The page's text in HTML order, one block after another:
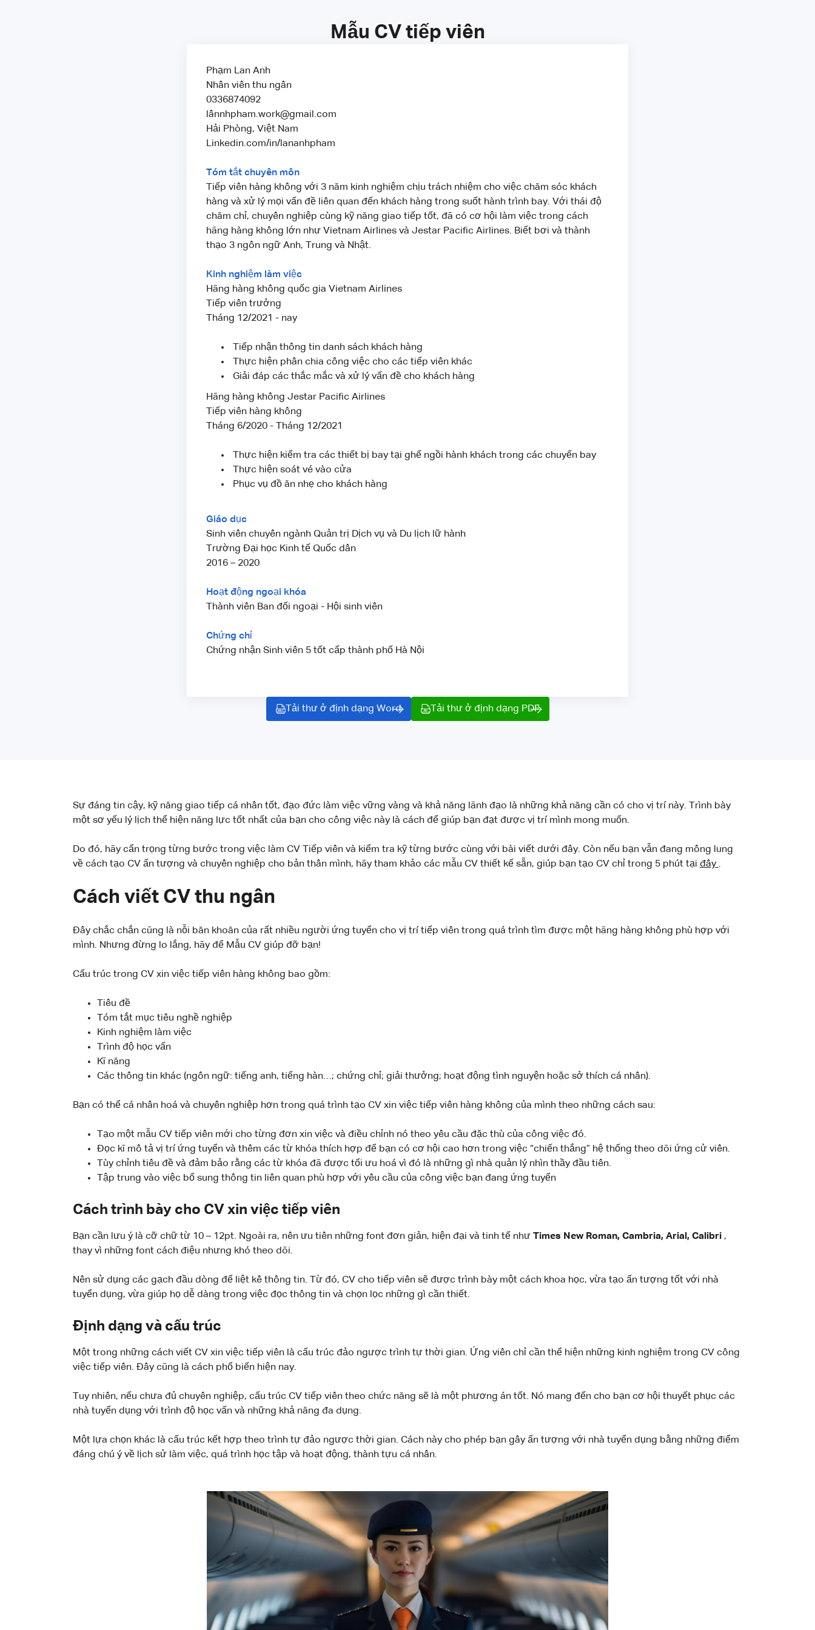
Mẫu CV tiếp viên
Phạm Lan Anh
Nhân viên thu ngân
0336874092
lânnhpham.work@gmail.com
Hải Phòng, Việt Nam
Linkedin.com/in/lananhpham
Tóm tắt chuyên môn
Tiếp viên hàng không với 3 năm kinh nghiệm chịu trách nhiệm cho việc chăm sóc khách
hàng và xử lý mọi vấn đề liên quan đến khách hàng trong suốt hành trình bay. Với thái độ
chăm chỉ, chuyên nghiệp cùng kỹ năng giao tiếp tốt, đã có cơ hội làm việc trong cách
hãng hàng không lớn như Vietnam Airlines và Jestar Pacific Airlines. Biết bơi và thành
thạo 3 ngôn ngữ Anh, Trung và Nhật.
Kinh nghiệm làm việc
Hãng hàng không quốc gia Vietnam Airlines
Tiếp viên trưởng
Tháng 12/2021 - nay
Tiếp nhận thông tin danh sách khách hàng
Thực hiện phân chia công việc cho các tiếp viên khác
Giải đáp các thắc mắc và xử lý vấn đề cho khách hàng
Hãng hàng không Jestar Pacific Airlines
Tiếp viên hàng không
Tháng 6/2020 - Tháng 12/2021
Thực hiện kiểm tra các thiết bị bay tại ghế ngồi hành khách trong các chuyến bay
Thực hiện soát vé vào cửa
Phục vụ đồ ăn nhẹ cho khách hàng
Giáo dục
Sinh viên chuyên ngành Quản trị Dịch vụ và Du lịch lữ hành
Trường Đại học Kinh tế Quốc dân
2016 – 2020
Hoạt động ngoại khóa
Thành viên Ban đối ngoại - Hội sinh viên
Chứng chỉ
Chứng nhận Sinh viên 5 tốt cấp thành phố Hà Nội
Tải thư ở định dạng Word Tải thư ở định dạng PDF
Sự đáng tin cậy, kỹ năng giao tiếp cá nhân tốt, đạo đức làm việc vững vàng và khả năng lãnh đạo là những khả năng cần có cho vị trí này. Trình bày
một sơ yếu lý lịch thể hiện năng lực tốt nhất của bạn cho công việc này là cách để giúp bạn đạt được vị trí mình mong muốn.
Do đó, hãy cẩn trọng từng bước trong việc làm CV Tiếp viên và kiểm tra kỹ từng bước cùng với bài viết dưới đây. Còn nếu bạn vẫn đang mông lung
về cách tạo CV ấn tượng và chuyên nghiệp cho bản thân mình, hãy tham khảo các mẫu CV thiết kế sẵn, giúp bạn tạo CV chỉ trong 5 phút tại đây .
Cách viết CV thu ngân
Đây chắc chắn cũng là nỗi băn khoăn của rất nhiều người ứng tuyển cho vị trí tiếp viên trong quá trình tìm được một hãng hàng không phù hợp với
mình. Nhưng đừng lo lắng, hãy để Mẫu CV giúp đỡ bạn!
Cấu trúc trong CV xin việc tiếp viên hàng không bao gồm:
Tiêu đề
Tóm tắt mục tiêu nghề nghiệp
Kinh nghiệm làm việc
Trình độ học vấn
Kĩ năng
Các thông tin khác (ngôn ngữ: tiếng anh, tiếng hàn…; chứng chỉ; giải thưởng; hoạt động tình nguyện hoặc sở thích cá nhân).
Bạn có thể cá nhân hoá và chuyên nghiệp hơn trong quá trình tạo CV xin việc tiếp viên hàng không của mình theo những cách sau:
Tạo một mẫu CV tiếp viên mới cho từng đơn xin việc và điều chỉnh nó theo yêu cầu đặc thù của công việc đó.
Đọc kĩ mô tả vị trí ứng tuyển và thêm các từ khóa thích hợp để bạn có cơ hội cao hơn trong việc “chiến thắng” hệ thống theo dõi ứng cử viên.
Tùy chỉnh tiêu đề và đảm bảo rằng các từ khóa đã được tối ưu hoá vì đó là những gì nhà quản lý nhìn thầy đầu tiên.
Tập trung vào việc bổ sung thông tin liên quan phù hợp với yêu cầu của công việc bạn đang ứng tuyển
Cách trình bày cho CV xin việc tiếp viên
Bạn cần lưu ý là cỡ chữ từ 10 – 12pt. Ngoài ra, nên ưu tiên những font đơn giản, hiện đại và tinh tế như Times New Roman, Cambria, Arial, Calibri ,
thay vì những font cách điệu nhưng khó theo dõi.
Nên sử dụng các gạch đầu dòng để liệt kê thông tin. Từ đó, CV cho tiếp viên sẽ được trình bày một cách khoa học, vừa tạo ấn tượng tốt với nhà
tuyển dụng, vừa giúp họ dễ dàng trong việc đọc thông tin và chọn lọc những gì cần thiết.
Định dạng và cấu trúc
Một trong những cách viết CV xin việc tiếp viên là cấu trúc đảo ngược trình tự thời gian. Ứng viên chỉ cần thể hiện những kinh nghiệm trong CV công
việc tiếp viên. Đây cũng là cách phổ biến hiện nay.
Tuy nhiên, nếu chưa đủ chuyên nghiệp, cấu trúc CV tiếp viên theo chức năng sẽ là một phương án tốt. Nó mang đến cho bạn cơ hội thuyết phục các
nhà tuyển dụng với trình độ học vấn và những khả năng đa dụng.
Một lựa chọn khác là cấu trúc kết hợp theo trình tự đảo ngược thời gian. Cách này cho phép bạn gây ấn tượng với nhà tuyển dụng bằng những điểm
đáng chú ý về lịch sử làm việc, quá trình học tập và hoạt động, thành tựu cá nhân.